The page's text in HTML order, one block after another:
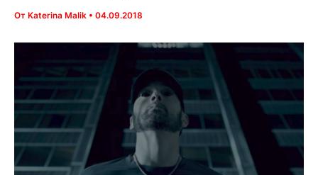
От Katerina Malik • 04.09.2018